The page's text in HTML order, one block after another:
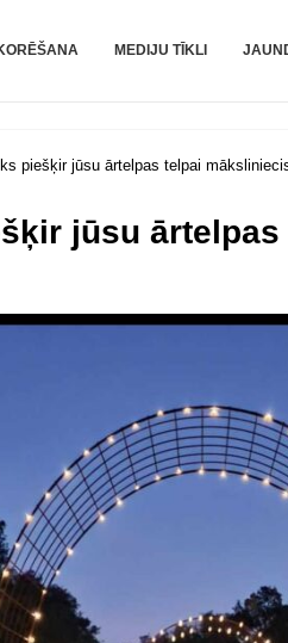
MEDIJU TĪKLI
piešķir jūsu ārtelpas telpai
jūsu